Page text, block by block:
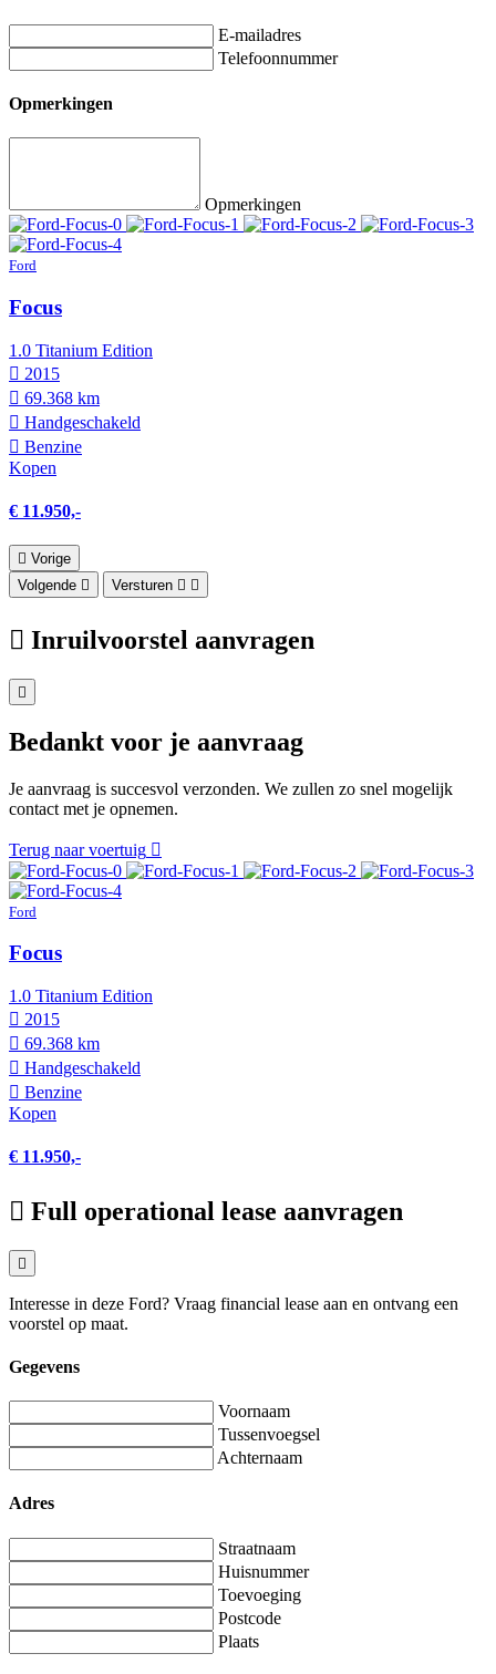
E-mailadres
Telefoonnummer
Opmerkingen
Opmerkingen
Ford
Focus
1.0 Titanium Edition
2015
69.368 km
Hand­geschakeld
Benzine
Kopen
€ 11.950,-
Vorige
Volgende
Versturen
Inruilvoorstel aanvragen
Bedankt voor je aanvraag
Je aanvraag is succesvol verzonden. We zullen zo snel mogelijk
contact met je opnemen.
Terug naar voertuig
Ford
Focus
1.0 Titanium Edition
2015
69.368 km
Hand­geschakeld
Benzine
Kopen
€ 11.950,-
Full operational lease aanvragen
Interesse in deze Ford? Vraag financial lease aan en ontvang een
voorstel op maat.
Gegevens
Voornaam
Tussenvoegsel
Achternaam
Adres
Straatnaam
Huisnummer
Toevoeging
Postcode
Plaats